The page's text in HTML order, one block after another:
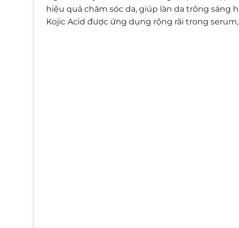
hiệu quả chăm sóc da, giúp làn da trông sáng
Kojic Acid được ứng dụng rộng rãi trong